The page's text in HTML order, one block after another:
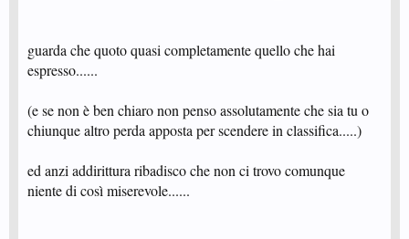
guarda che quoto quasi completamente quello che hai
espresso......
(e se non è ben chiaro non penso assolutamente che sia tu o
chiunque altro perda apposta per scendere in classifica.....)
ed anzi addirittura ribadisco che non ci trovo comunque
niente di così miserevole......